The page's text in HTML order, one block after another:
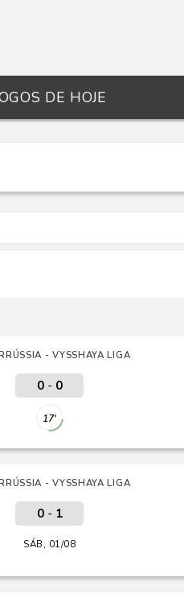
DE HOJE
- VYSSHAYA LIGA
0- 0
17'
- VYSSHAYA LIGA
0- 1
SÁB, 01/08